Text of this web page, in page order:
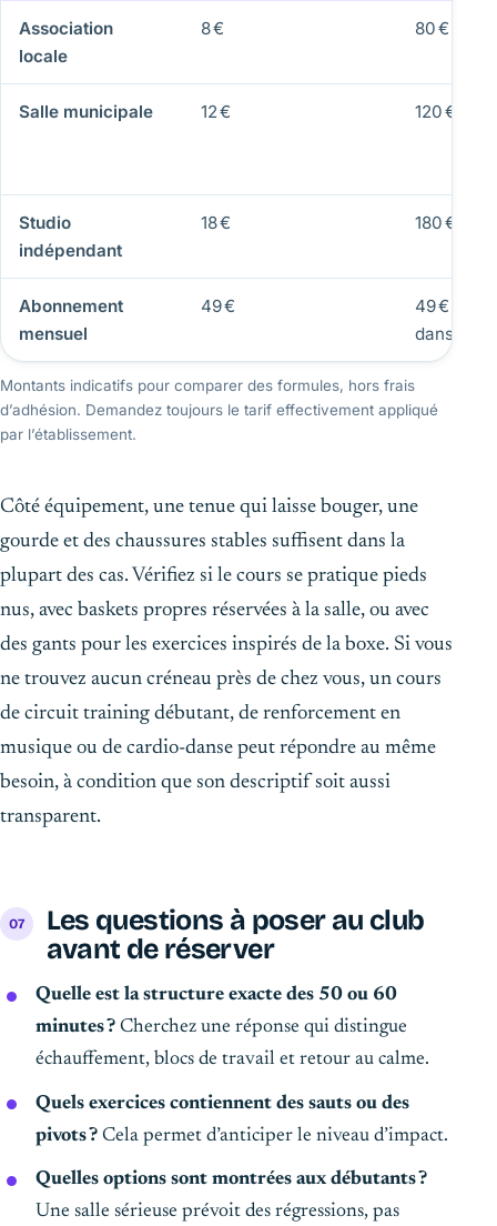
Association
locale
8 € 80 €
Salle municipale 12 € 120 €
Studio
indépendant
18 € 180 €
Abonnement
mensuel
49 €
49 € pour
dans le
Montants indicatifs pour comparer des formules, hors frais
d’adhésion. Demandez toujours le tarif effectivement appliqué
par l’établissement.
Côté équipement, une tenue qui laisse bouger, une
gourde et des chaussures stables suffisent dans la
plupart des cas. Vérifiez si le cours se pratique pieds
nus, avec baskets propres réservées à la salle, ou avec
des gants pour les exercices inspirés de la boxe. Si vous
ne trouvez aucun créneau près de chez vous, un cours
de circuit training débutant, de renforcement en
musique ou de cardio-danse peut répondre au même
besoin, à condition que son descriptif soit aussi
transparent.
Les questions à poser au club
avant de réserver
Quelle est la structure exacte des 50 ou 60
minutes ? Cherchez une réponse qui distingue
échauffement, blocs de travail et retour au calme.
Quels exercices contiennent des sauts ou des
pivots ? Cela permet d’anticiper le niveau d’impact.
Quelles options sont montrées aux débutants ?
Une salle sérieuse prévoit des régressions, pas